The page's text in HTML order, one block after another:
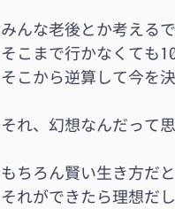
みんな老後とか考える
そこまで行かなくても
そこから逆算して今を
それ、幻想なんだって
もちろん賢い生き方だと
それができたら理想だ